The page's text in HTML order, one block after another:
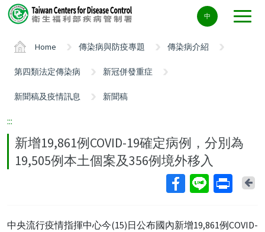
Center
block
中
Home 傳染病與防疫專題 傳染病介紹
第四類法定傳染病 新冠併發重症
新聞稿及疫情訊息 新聞稿
:::
新增19,861例COVID-19確定病例，分別為
19,505例本土個案及356例境外移入
中央流行疫情指揮中心今(15)日公布國內新增19,861例COVID-